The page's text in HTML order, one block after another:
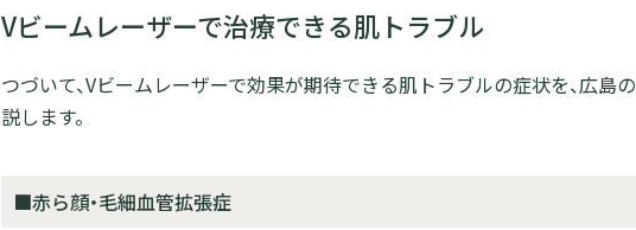
Vビームレーザーで治療できる肌トラブル
つづいて、Vビームレーザーで効果が期待できる肌トラブルの症状を、広島
説します。
■赤ら顔・毛細血管拡張症